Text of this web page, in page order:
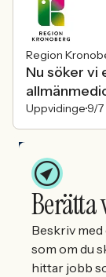
Region
Nu söker vi
Uppvidinge 9/7
Beskriv med
som om du
hittar jobb